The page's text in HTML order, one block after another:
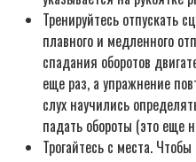
Тренируйтесь отпускать
плавного и медленного
спадания оборотов
еще раз, а упражнение
слух научились
падать обороты (это еще
Трогайтесь с места.